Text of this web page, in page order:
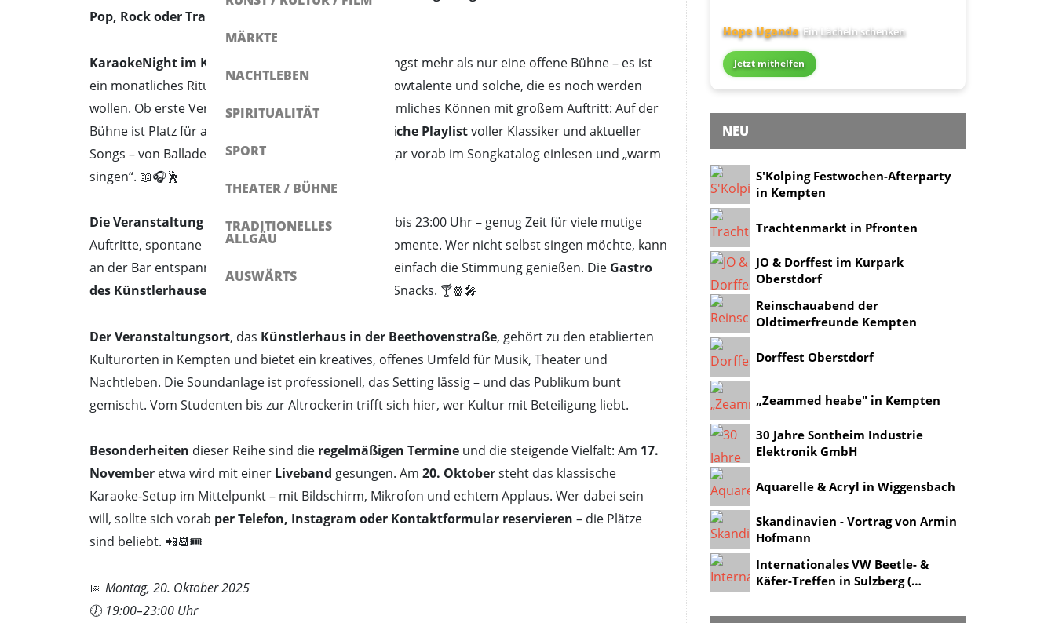
MÄRKTE
NACHTLEBEN
SPIRITUALITÄT
SPORT
THEATER / BÜHNE
TRADITIONELLES
ALLGÄU
AUSWÄRTS
Pop, Rock oder Trash-Hit. 🎤🎶💫
KaraokeNight im Künstlerhaus in Kempten
ist längst mehr als nur eine offene Bühne – es ist
ein monatliches Ritual für Musikliebhaber:innen, Showtalente und solche, die es noch werden
wollen. Ob erste Versuche mit Nervenkitzel oder heimliches Können mit großem Auftritt: Auf der
Bühne ist Platz für alle. Mit dabei ist eine
umfangreiche Playlistvoller Klassiker und aktueller
Songs – von Ballade bis Beat. Wer will, kann sich sogar vorab im Songkatalog einlesen und „warm
singen“. 📖🎧🕺
Die Veranstaltung beginnt um 19:00 Uhr und läuft bis 23:00 Uhr – genug Zeit für viele mutige
Auftritte, spontane Duette und mitreißende Solo-Momente. Wer nicht selbst singen möchte, kann
an der Bar entspannen, zuhören, mitfiebern – oder einfach die Stimmung genießen. Die Gastro
des Künstlerhauses
sorgt für Getränke und kleine Snacks. 🍸🍿🎤
Der Veranstaltungsort, das Künstlerhaus in der Beethovenstraße, gehört zu den etablierten
Kulturorten in Kempten und bietet ein kreatives, offenes Umfeld für Musik, Theater und
Nachtleben. Die Soundanlage ist professionell, das Setting lässig – und das Publikum bunt
gemischt. Vom Studenten bis zur Altrockerin trifft sich hier, wer Kultur mit Beteiligung liebt.
Besonderheiten dieser Reihe sind die regelmäßigen Termine und die steigende Vielfalt: Am 17.
November etwa wird mit einer Liveband gesungen. Am 20. Oktobersteht das klassische
Karaoke-Setup im Mittelpunkt – mit Bildschirm, Mikrofon und echtem Applaus. Wer dabei sein
will, sollte sich vorab per Telefon, Instagram oder Kontaktformular reservieren – die Plätze
sind beliebt. 📲📆🎟️
📅 Montag, 20. Oktober 2025
🕖 19:00–23:00 Uhr
Hope Uganda Ein Lächeln schenken
Jetzt mithelfen
NEU
S'Kolping Festwochen-Afterparty
in Kempten
Trachtenmarkt in Pfronten
JO & Dorffest im Kurpark
Oberstdorf
Reinschauabend der
Oldtimerfreunde Kempten
Dorffest Oberstdorf
„Zeammed heabe" in Kempten
30 Jahre Sontheim Industrie
Elektronik GmbH
Aquarelle & Acryl in Wiggensbach
Skandinavien - Vortrag von Armin
Hofmann
Internationales VW Beetle- &
Käfer-Treffen in Sulzberg (…